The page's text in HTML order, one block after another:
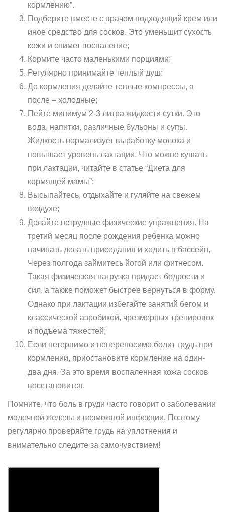
кормлению”.
Подберите вместе с врачом подходящий крем или
иное средство для сосков. Это уменьшит сухость
кожи и снимет воспаление;
Кормите часто маленькими порциями;
Регулярно принимайте теплый душ;
До кормления делайте теплые компрессы, а
после – холодные;
Пейте минимум 2-3 литра жидкости сутки. Это
вода, напитки, различные бульоны и супы.
Жидкость нормализует выработку молока и
повышает уровень лактации. Что можно кушать
при лактации, читайте в статье “Диета для
кормящей мамы”;
Высыпайтесь, отдыхайте и гуляйте на свежем
воздухе;
Делайте нетрудные физические упражнения. На
третий месяц после рождения ребенка можно
начинать делать приседания и ходить в бассейн,
Через полгода займитесь йогой или фитнесом.
Такая физическая нагрузка придаст бодрости и
сил, а также поможет быстрее вернуться в форму.
Однако при лактации избегайте занятий бегом и
классической аэробикой, чрезмерных тренировок
и подъема тяжестей;
Если нетерпимо и непереносимо болит грудь при
кормлении, приостановите кормление на один-
два дня. За это время воспаленная кожа сосков
восстановится.
Помните, что боль в груди часто говорит о заболевании
молочной железы и возможной инфекции. Поэтому
регулярно проверяйте грудь на уплотнения и
внимательно следите за самочувствием!